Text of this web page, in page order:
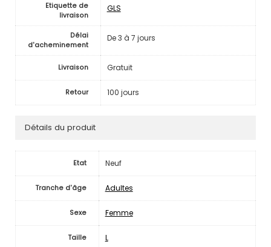
Etiquette de
livraison
GLS
Délai
d'acheminement
De 3 à 7 jours
Livraison Gratuit
Retour 100 jours
Détails du produit
Etat Neuf
Tranche d'âge Adultes
Sexe Femme
Taille L